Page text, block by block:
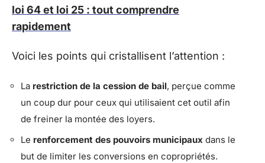
loi 64 et loi 25 : tout comprendre
rapidement
Voici les points qui cristallisent l’attention :
La restriction de la cession de bail, perçue comme
un coup dur pour ceux qui utilisaient cet outil afin
de freiner la montée des loyers.
Le renforcement des pouvoirs municipaux dans le
but de limiter les conversions en copropriétés.